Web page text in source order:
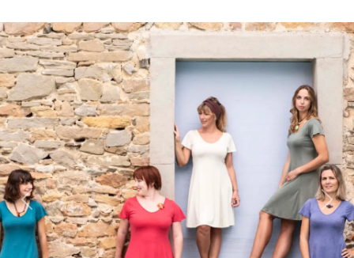
Chargement...
Previous Next